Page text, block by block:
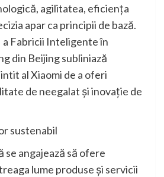
agilitatea, eficiența
apar ca principii de bază.
Fabricii Inteligente în
din Beijing subliniază
al Xiaomi de a oferi
de neegalat și inovație de
sustenabil
se angajează să ofere
lume produse și servicii